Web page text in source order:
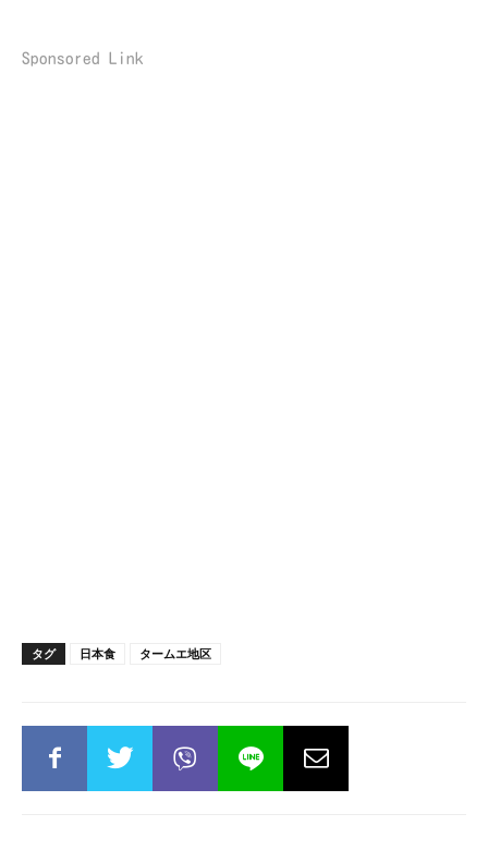
Sponsored Link
タグ 日本食 タームエ地区